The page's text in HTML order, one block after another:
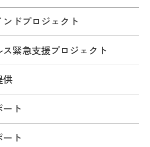
ドプロジェクト
緊急支援プロジェクト
供
ト
ト